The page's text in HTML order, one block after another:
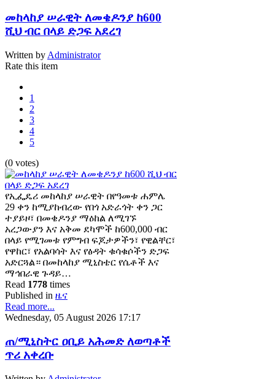
መከላከያ ሠራዊት ለመቄዶንያ ከ600
ሺህ ብር በላይ ድጋፍ አደረገ
Written by Administrator
Rate this item
1
2
3
4
5
(0 votes)
የኢፌዴሪ መከላከያ ሠራዊት በየዓመቱ ሐምሌ
29 ቀን ከሚያከብረው የበጎ አድራጎት ቀን ጋር
ተያይዞ፣ በመቄዶንያ ማዕከል ለሚገኙ
አረጋውያን እና አቅመ ደካሞች ከ600,000 ብር
በላይ የሚገመቱ የምግብ ፍጆታዎችን፣ የዊልቸር፣
የዋከር፣ የአልባሳት እና የፅዳት ቁሳቁሶችን ድጋፍ
አድርጓል። በመከላከያ ሚኒስቴር የሴቶች እና
ማኅበራዊ ጉዳይ…
Read 1778 times
Published in ዜና
Read more...
Wednesday, 05 August 2026 17:17
ጠ/ሚኒስትር ዐቢይ አሕመድ ለወጣቶች
ጥሪ አቀረቡ